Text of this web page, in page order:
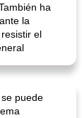
ha
la
el
puede